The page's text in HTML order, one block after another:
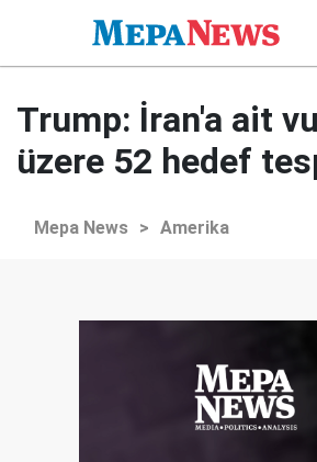
Trump: İran'a ait
üzere 52 hedef
Mepa News > Amerika